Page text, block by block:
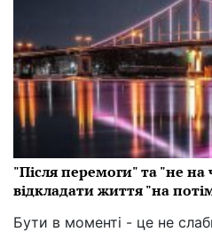
"Після перемоги" та "не на
відкладати життя "на
Бути в моменті - це не